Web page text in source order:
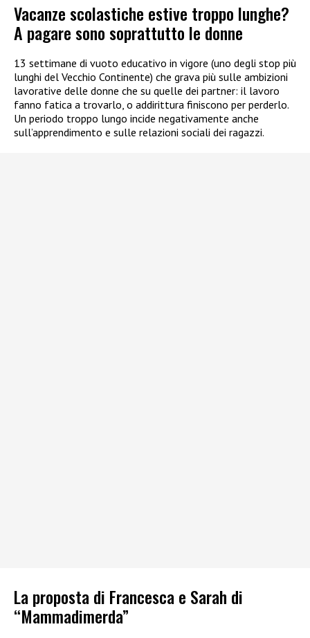
Vacanze scolastiche estive troppo lunghe?
A pagare sono soprattutto le donne
13 settimane di vuoto educativo in vigore (uno degli stop più
lunghi del Vecchio Continente) che grava più sulle ambizioni
lavorative delle donne che su quelle dei partner: il lavoro
fanno fatica a trovarlo, o addirittura finiscono per perderlo.
Un periodo troppo lungo incide negativamente anche
sull’apprendimento e sulle relazioni sociali dei ragazzi.
La proposta di Francesca e Sarah di
“Mammadimerda”